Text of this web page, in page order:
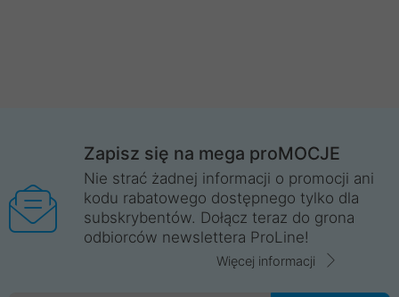
Zapisz się na mega proMOCJE
Nie strać żadnej informacji o promocji ani
kodu rabatowego dostępnego tylko dla
subskrybentów. Dołącz teraz do grona
odbiorców newslettera ProLine!
Więcej informacji